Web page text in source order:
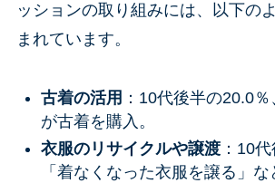
ッションの取り組みには、以下の
まれています。
古着の活用 ：10代後半の20.0
が古着を購入。
衣服のリサイクルや譲渡：10
「着なくなった衣服を譲る」